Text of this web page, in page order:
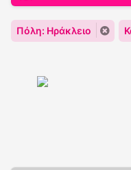
Πόλη: Ηράκλειο